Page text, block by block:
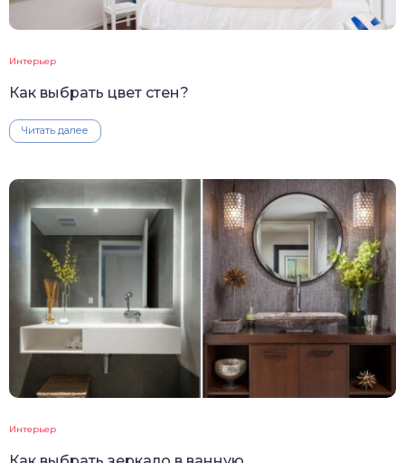
Интерьер
Как выбрать цвет стен?
Читать далее
Интерьер